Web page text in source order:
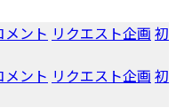
メント リクエスト企画 初
メント リクエスト企画 初